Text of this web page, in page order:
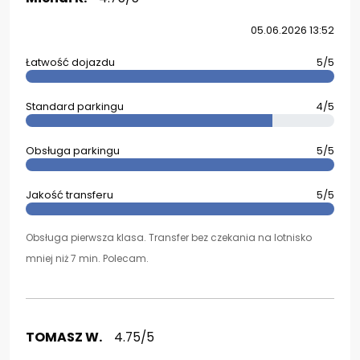
05.06.2026 13:52
Łatwość dojazdu 5/5
Standard parkingu 4/5
Obsługa parkingu 5/5
Jakość transferu 5/5
Obsługa pierwsza klasa. Transfer bez czekania na lotnisko
mniej niż 7 min. Polecam.
TOMASZ W. 4.75/5